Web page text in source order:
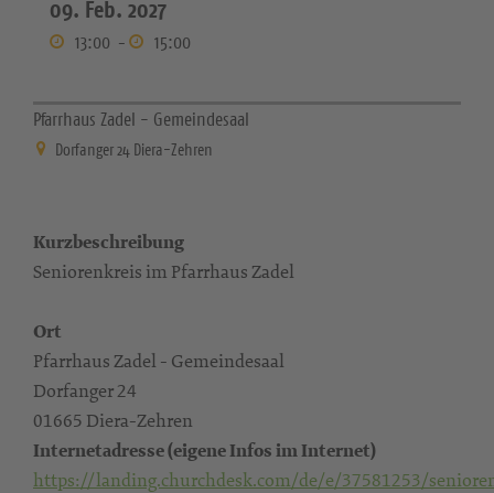
09. Feb. 2027
13:00 - 15:00
Pfarrhaus Zadel - Gemeindesaal
Dorfanger 24 Diera-Zehren
Kurzbeschreibung
Seniorenkreis im Pfarrhaus Zadel
Ort
Pfarrhaus Zadel - Gemeindesaal
Dorfanger 24
01665 Diera-Zehren
Internetadresse (eigene Infos im Internet)
https://landing.churchdesk.com/de/e/37581253/